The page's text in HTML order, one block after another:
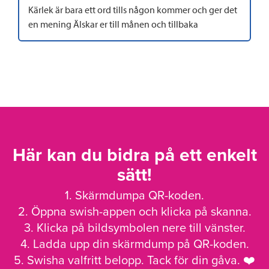
Kärlek är bara ett ord tills någon kommer och ger det
en mening Älskar er till månen och tillbaka
Här kan du bidra på ett enkelt
sätt!
1. Skärmdumpa QR-koden.
2. Öppna swish-appen och klicka på skanna.
3. Klicka på bildsymbolen nere till vänster.
4. Ladda upp din skärmdump på QR-koden.
5. Swisha valfritt belopp. Tack för din gåva. ❤️